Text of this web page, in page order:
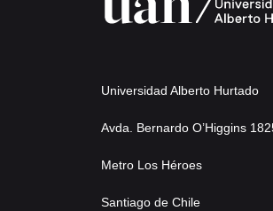
Universidad Alberto Hurtado
Avda. Bernardo O’Higgins
Metro Los Héroes
Santiago de Chile